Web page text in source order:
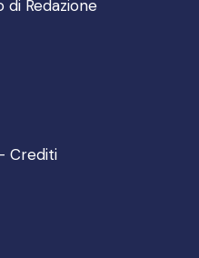
di Redazione
Crediti